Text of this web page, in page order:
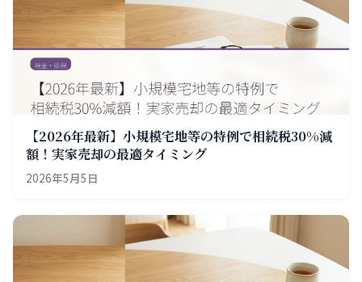
【2026年最新】小規模宅地等の特例で相続税30%減
額！実家売却の最適タイミング
2026年5月5日